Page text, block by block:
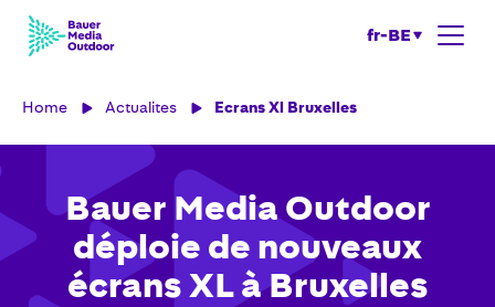
fr-BE
Home Actualites Ecrans Xl Bruxelles
Bauer Media Outdoor
déploie de nouveaux
écrans XL à Bruxelles